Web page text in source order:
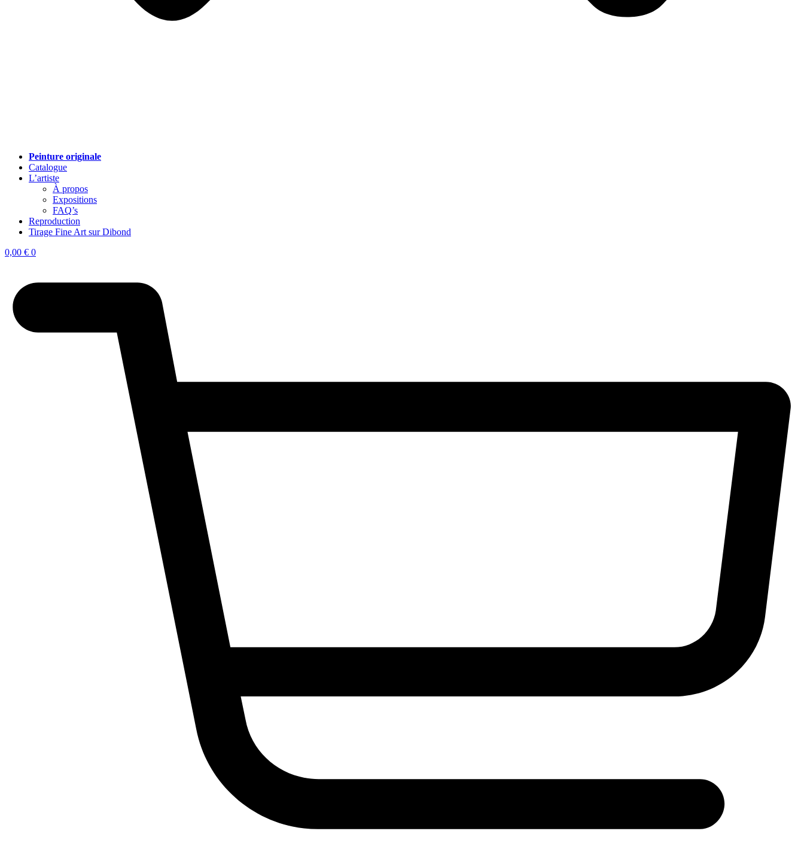
Peinture originale
Catalogue
L’artiste
À propos
Expositions
FAQ’s
Reproduction
Tirage Fine Art sur Dibond
0,00 € 0